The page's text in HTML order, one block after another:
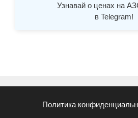
Узнавай о ценах на
в Telegram!
Политика